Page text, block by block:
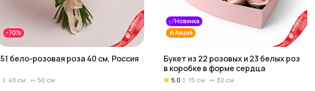
-70%
51 бело-розовая роза 40 см, Россия
40 см 50 см
Акция
Новинка
Букет из 22 розовых и 23 белых роз
в коробке в форме сердца
5.0 15 см 32 см